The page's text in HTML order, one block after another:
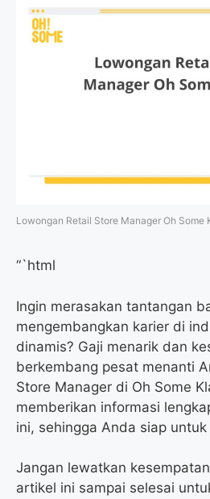
Lowongan Retail Store Manager Oh Some
“`html
Ingin merasakan tantangan
mengembangkan karier di
dinamis? Gaji menarik dan
berkembang pesat menanti
Store Manager di Oh Some
memberikan informasi
ini, sehingga Anda siap untuk
Jangan lewatkan
artikel ini sampai selesai